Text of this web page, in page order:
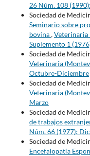
26 Núm. 108
Sociedad de
Seminario sobre
bovina,Veterinaria
Suplemento 1
Sociedad de
Veterinaria
Octubre-Diciembre
Sociedad de
Veterinaria
Marzo
Sociedad de
de trabajos
Núm. 66 (1977):
Sociedad de
Encefalopatía